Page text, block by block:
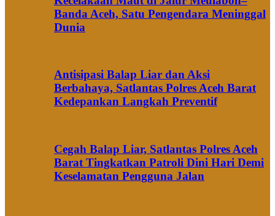
Banda Aceh, Satu Pengendara Meninggal
Dunia
Antisipasi Balap Liar dan Aksi
Berbahaya, Satlantas Polres Aceh Barat
Kedepankan Langkah Preventif
Cegah Balap Liar, Satlantas Polres Aceh
Barat Tingkatkan Patroli Dini Hari Demi
Keselamatan Pengguna Jalan